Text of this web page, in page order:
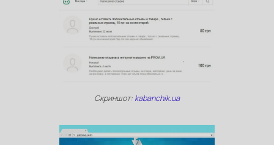
Скриншот: kabanchik.ua